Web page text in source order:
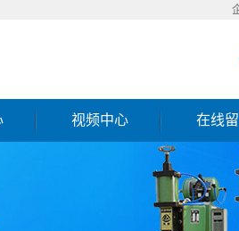
视频中心 在线